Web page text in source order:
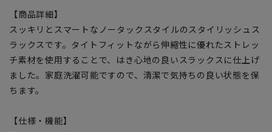
【商品詳細】
スッキリとスマートなノータックスタイルのスタイリッシュス
ラックスです。タイトフィットながら伸縮性に優れたストレッ
チ素材を使用することで、はき心地の良いスラックスに仕上げ
ました。家庭洗濯可能ですので、清潔で気持ちの良い状態を保
ちます。
【仕様・機能】